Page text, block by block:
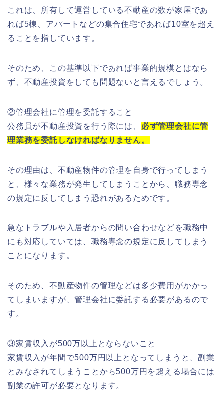
これは、所有して運営している不動産の数が家屋であ
れば5棟、アパートなどの集合住宅であれば10室を超え
ることを指しています。
そのため、この基準以下であれば事業的規模とはなら
ず、不動産投資をしても問題ないと言えるでしょう。
②管理会社に管理を委託すること
公務員が不動産投資を行う際には、 必ず管理会社に管
理業務を委託しなければなりません。
その理由は、不動産物件の管理を自身で行ってしまう
と、様々な業務が発生してしまうことから、職務専念
の規定に反してしまう恐れがあるためです。
急なトラブルや入居者からの問い合わせなどを職務中
にも対応していては、職務専念の規定に反してしまう
ことになります。
そのため、不動産物件の管理などは多少費用がかかっ
てしまいますが、管理会社に委託する必要があるので
す。
③家賃収入が500万以上とならないこと
家賃収入が年間で500万円以上となってしまうと、副業
とみなされてしまうことから500万円を超える場合には
副業の許可が必要となります。